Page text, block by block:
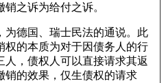
之诉为给付之诉。
为德国、瑞士民法的通说。此
权的本质为对于因债务人的行
人，债权人可以直接请求其返
销的效果，仅生债权的请求